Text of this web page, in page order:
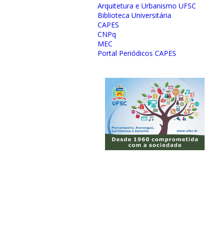
Arquitetura e Urbanismo UFSC
Biblioteca Universitária
CAPES
CNPq
MEC
Portal Periódicos CAPES